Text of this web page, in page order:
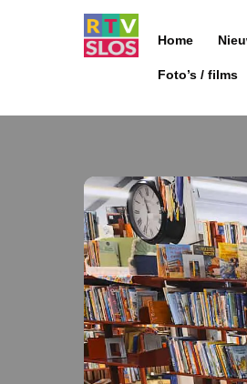
Home
Foto’s / films